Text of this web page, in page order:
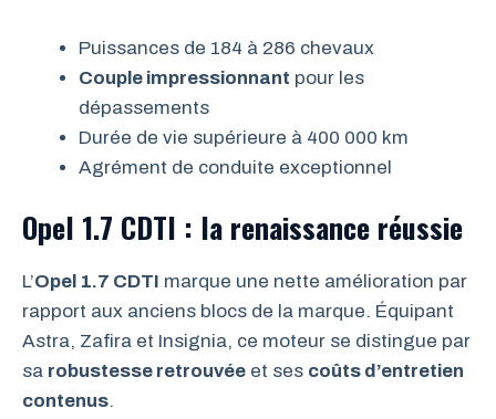
Puissances de 184 à 286 chevaux
Couple impressionnant pour les
dépassements
Durée de vie supérieure à 400 000 km
Agrément de conduite exceptionnel
Opel 1.7 CDTI : la renaissance réussie
L’Opel 1.7 CDTI marque une nette amélioration par
rapport aux anciens blocs de la marque. Équipant
Astra, Zafira et Insignia, ce moteur se distingue par
sa robustesse retrouvée et ses coûts d’entretien
contenus.